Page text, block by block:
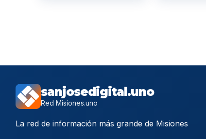
sanjosedigital.uno
Red Misiones.uno
La red de información más grande de Misiones